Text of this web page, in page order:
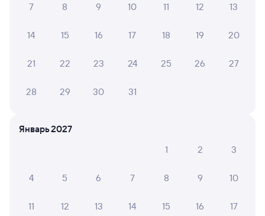
Плацкарт Купе
в Анталье и Даламане
Бронируйте по промокоду
Забронировать
Минеральные Воды
Армавир Ростовский
2 ч 15 м в пути
7 8 9 10 11 12 13
14 15 16 17 18 19 20
21 22 23 24 25 26 27
28 29 30 31
Январь 2027
1
2 3
4 5 6 7 8 9 10
11 12 13 14 15 16 17